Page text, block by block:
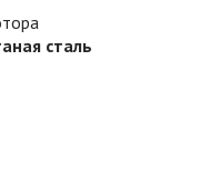
сталь